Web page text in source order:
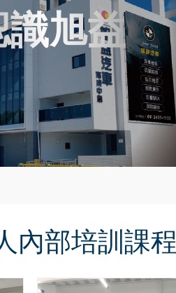
識旭益
內部培訓課程